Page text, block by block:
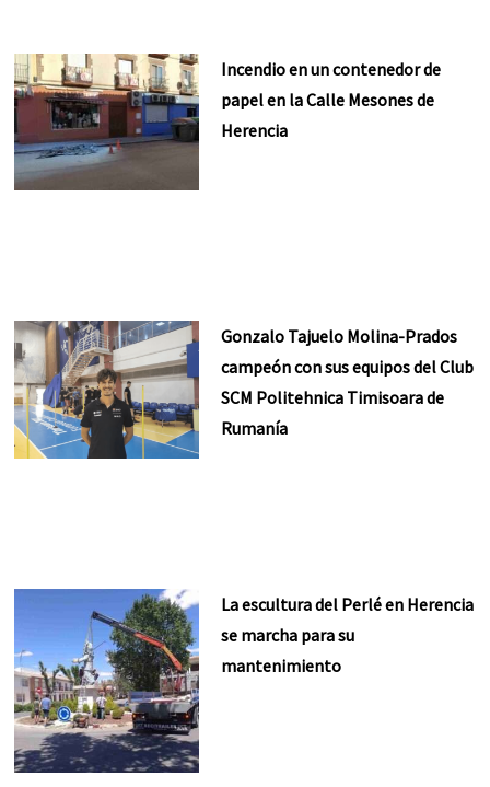
Incendio en un contenedor de
papel en la Calle Mesones de
Herencia
Gonzalo Tajuelo Molina-Prados
campeón con sus equipos del Club
SCM Politehnica Timisoara de
Rumanía
La escultura del Perlé en Herencia
se marcha para su
mantenimiento